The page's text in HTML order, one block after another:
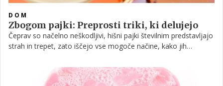
DOM
Zbogom pajki: Preprosti triki, ki delujejo
Čeprav so načelno neškodljivi, hišni pajki številnim predstavljajo
strah in trepet, zato iščejo vse mogoče načine, kako jih
smrt bojite, vam bodo zagotovo prav prišli nasveti, s pomočjo
katerih boste težavo uspešno rešili.